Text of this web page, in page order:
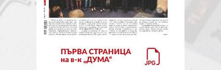
ПЪРВА СТРАНИЦА
на в-к „ДУМА“
УСЛОВИЯ ЗА ПОЛЗВАНЕ
ПОЛИТИКА ЗА БИСКВИТКИТЕ
ПОЛИТИКАТА ЗА
ПОВЕРИТЕЛНОСТ